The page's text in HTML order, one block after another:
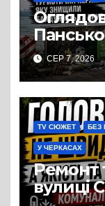
СЕР 7, 2026
TV СЮЖЕТ БЕЗ
У ЧЕРКАСАХ
Ремонт
вулиці